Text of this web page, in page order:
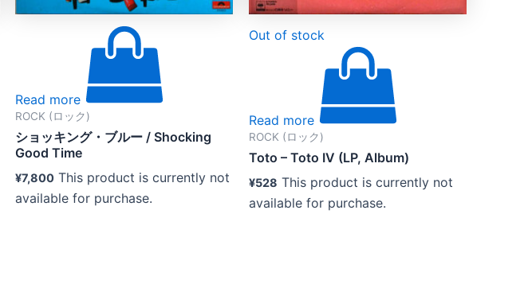
Read more
ROCK (ロック)
ショッキング・ブルー / Shocking
Good Time
¥7,800 This product is currently not
available for purchase.
Out of stock
Read more
ROCK (ロック)
Toto – Toto IV (LP, Album)
¥528 This product is currently not
available for purchase.